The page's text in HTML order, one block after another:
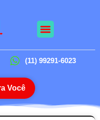
(11) 99291-6023
Você